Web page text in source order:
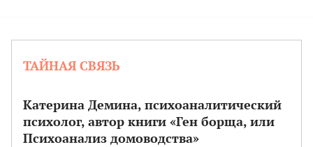
ТАЙНАЯ СВЯЗЬ
Катерина Демина, психоаналитический
психолог, автор книги «Ген борща, или
Психоанализ домоводства»